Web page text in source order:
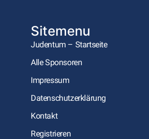
Sitemenu
Judentum – Startseite
Alle Sponsoren
Impressum
Datenschutzerklärung
Kontakt
Registrieren